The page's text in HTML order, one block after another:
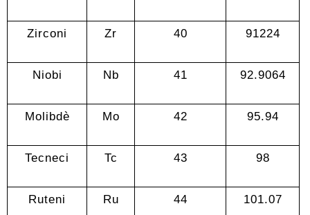
Zirconi Zr 40 91224
Niobi Nb 41 92.9064
Molibdè Mo 42 95.94
Tecneci Tc 43 98
Ruteni Ru 44 101.07